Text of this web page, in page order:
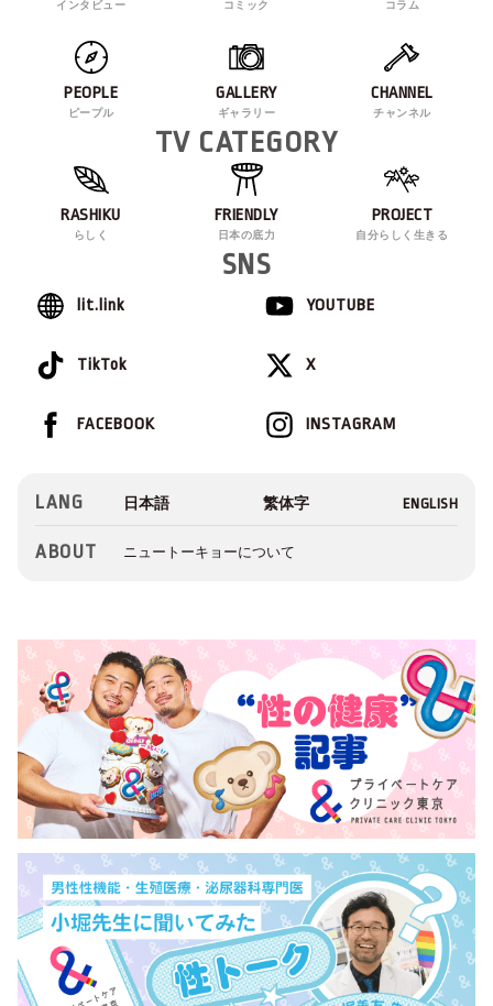
インタビュー コミック コラム
PEOPLE
ピープル
GALLERY
ギャラリー
CHANNEL
チャンネル
TV CATEGORY
RASHIKU
らしく
FRIENDLY
日本の底力
PROJECT
自分らしく生きる
SNS
lit.link YOUTUBE
TikTok X
INSTAGRAM
FACEBOOK
LANG
ABOUT ニュートーキョーについて